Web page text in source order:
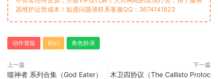
器维护运营成本！如遇问题请联系客服QQ：3674141823
动作冒险 科幻 角色扮演
上一篇
噬神者 系列合集（God Eater）
下一篇
木卫四协议（The Callisto Protoc